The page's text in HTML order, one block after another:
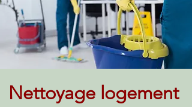
Nettoyage logement